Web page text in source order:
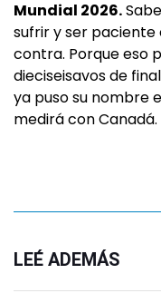
Mundial 2026.
sufrir y ser
contra. Porque eso
dieciseisavos de
ya puso su nombre
medirá con Canadá.
LEÉ ADEMÁS